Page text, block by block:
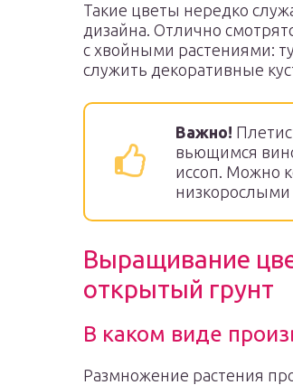
Такие цветы нередко
дизайна. Отлично
с хвойными растениями:
служить декоративные
Важно!
вьющимся
иссоп. Можно
низкорослыми
Выращивание
открытый грунт
В каком виде
Размножение растения